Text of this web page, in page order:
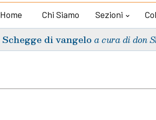
Home Chi Siamo Sezioni
Schegge di vangelo a cura di don